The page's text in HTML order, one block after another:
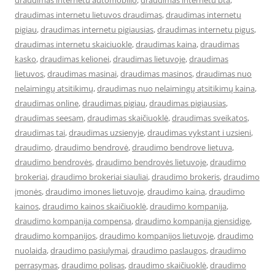
draudimas internetu lietuvos draudimas,draudimas internetu
pigiau,draudimas internetu pigiausias,draudimas internetu pigus,
draudimas internetu skaiciuokle,draudimas kaina,draudimas
kasko,draudimas kelionei,draudimas lietuvoje,draudimas
lietuvos,draudimas masinai,draudimas masinos,draudimas nuo
nelaimingų atsitikimų,draudimas nuo nelaimingų atsitikimų kaina,
draudimas online,draudimas pigiau,draudimas pigiausias,
draudimas seesam,draudimas skaičiuoklė,draudimas sveikatos,
draudimas tai,draudimas uzsienyje,draudimas vykstant i uzsieni,
draudimo,draudimo bendrovė,draudimo bendrove lietuva,
draudimo bendrovės,draudimo bendrovės lietuvoje,draudimo
brokeriai,draudimo brokeriai siauliai,draudimo brokeris,draudimo
įmonės,draudimo imones lietuvoje,draudimo kaina,draudimo
kainos,draudimo kainos skaičiuoklė,draudimo kompanija,
draudimo kompanija compensa,draudimo kompanija gjensidige,
draudimo kompanijos,draudimo kompanijos lietuvoje,draudimo
nuolaida,draudimo pasiulymai,draudimo paslaugos,draudimo
perrasymas,draudimo polisas,draudimo skaičiuoklė,draudimo